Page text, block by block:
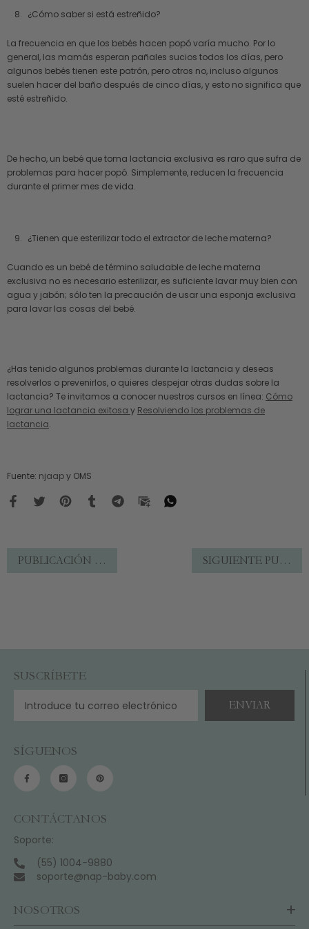
¿Cómo saber si está estreñido?
La frecuencia en que los bebés hacen popó varía mucho. Por lo
general, las mamás esperan pañales sucios todos los días, pero
algunos bebés tienen este patrón, pero otros no, incluso algunos
suelen hacer del baño después de cinco días, y esto no significa que
esté estreñido.
De hecho, un bebé que toma lactancia exclusiva es raro que sufra de
problemas para hacer popó. Simplemente, reducen la frecuencia
durante el primer mes de vida.
¿Tienen que esterilizar todo el extractor de leche materna?
Cuando es un bebé de término saludable de leche materna
exclusiva no es necesario esterilizar, es suficiente lavar muy bien con
agua y jabón; sólo ten la precaución de usar una esponja exclusiva
para lavar las cosas del bebé.
¿Has tenido algunos problemas durante la lactancia y deseas
resolverlos o prevenirlos, o quieres despejar otras dudas sobre la
lactancia? Te invitamos a conocer nuestros cursos en línea: Cómo
lograr una lactancia exitosa y Resolviendo los problemas de
lactancia.
Fuente: njaapy OMS
PUBLICACIÓN ANTERIOR SIGUIENTE PUBLICACIÓN
SUSCRÍBETE
ENVIAR
SÍGUENOS
CONTÁCTANOS
Soporte:
(55) 1004-9880
soporte@nap-baby.com
NOSOTROS